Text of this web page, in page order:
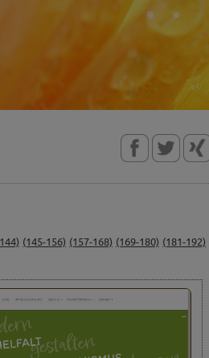
(145-156) (157-168) (169-180) (181-192)